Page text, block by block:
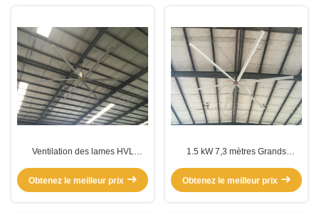
Ventilation des lames HVL
Obtenez le meilleur prix
1.5 kW 7,3 mètres Grands
industriels extérieurs
Obtenez le meilleur prix